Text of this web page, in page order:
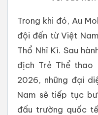
Trong khi đó, Au
đội đến từ Việt
Thổ Nhĩ Kì. Sau
địch Trẻ Thể thao
2026, những đại
Nam sẽ tiếp tục
đấu trường quốc